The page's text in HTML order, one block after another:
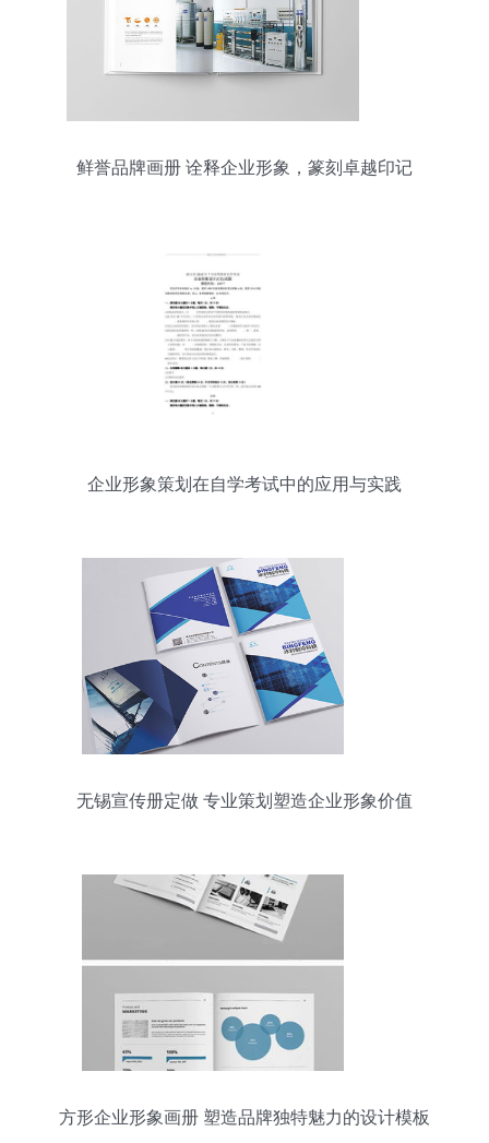
鲜誉品牌画册 诠释企业形象，篆刻卓越印记
企业形象策划在自学考试中的应用与实践
无锡宣传册定做 专业策划塑造企业形象价值
方形企业形象画册 塑造品牌独特魅力的设计模板